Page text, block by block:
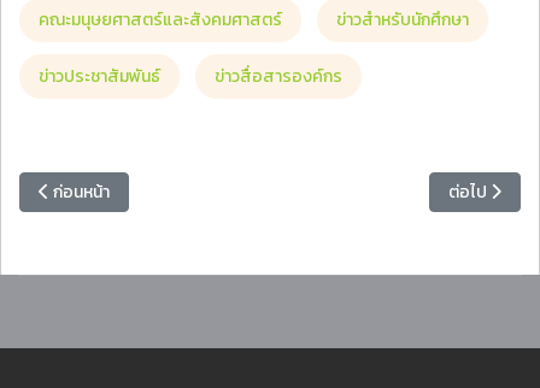
คณะมนุษยศาสตร์และสังคมศาสตร์ ข่าวสำหรับนักศึกษา
ข่าวประชาสัมพันธ์ ข่าวสื่อสารองค์กร
เนื้อหาก่อนหน้า: ขอแสดงความยินดีกับ ยอดเทวินทร์ ม.ราชภัฏหมู่บ้านจอมบึ
ก่อนหน้า เนื้อหาถัดไป
ต่อไป